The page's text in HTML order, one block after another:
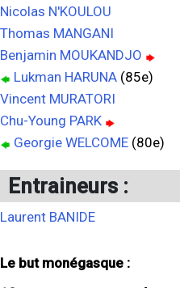
Nicolas N'KOULOU
Thomas MANGANI
Benjamin MOUKANDJO
Lukman HARUNA (85e)
Vincent MURATORI
Chu-Young PARK
Georgie WELCOME (80e)
Entraineurs :
Laurent BANIDE
Le but monégasque :